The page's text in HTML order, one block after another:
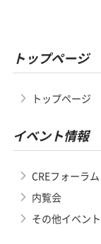
トップページ
トップページ
イベント情報
CREフォーラム
内覧会
その他イベント